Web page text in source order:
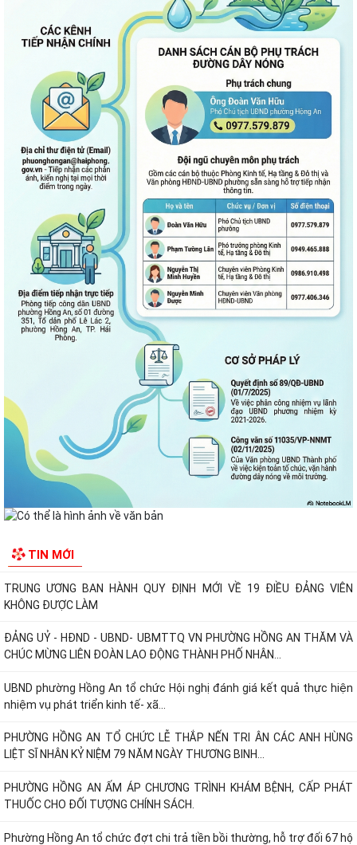
TIN MỚI
PHƯỜNG HỒNG AN RA QUÂN TỔNG VỆ SINH MÔI TRƯỜNG, CHUNG
TAY XÂY DỰNG ĐÔ THỊ SÁNG - XANH - SẠCH - ĐẸP
Quyết định về việc công bố Người phát ngôn và cung cấp thông tin
cho báo chí của Ủy ban nhân dân...
Quyết định về việc Ban hành Quy chế phát ngôn và cung cấp thông
tin cho báo chí của Ủy ban nhân dân...
Phường Hồng An ký kết Chương trình phối hợp triển khai thực hiện
Chỉ thị số 17 về bảo đảm trật tự...
TĂNG CƯỜNG TUYÊN TRUYỀN, GIÁO DỤC CHÍNH TRỊ, TƯ TƯỞNG,
PHÁP LUẬT CHO CÔNG NHÂN – ĐỘNG LỰC XÂY DỰNG...
PHƯỜNG HỒNG AN ĐƯA CÔNG NGHỆ SỐ ĐẾN TẬN TAY NGƯỜI DÂN TẠI
16 TỔ DÂN PHỐ – HƯỚNG TỚI CHÍNH QUYỀN SỐ...
Đảng bộ phường Hồng An học tập Nghị quyết Trung ương 3 khóa XIV.
CHỈ THỊ SỐ 09-CT/TW: TĂNG CƯỜNG SỰ LÃNH ĐẠO CỦA ĐẢNG ĐỐI
VỚI VIỆC THỰC HIỆN DÂN CHỦ Ở CƠ SỞ TRONG...
TRUNG ƯƠNG BAN HÀNH QUY ĐỊNH MỚI VỀ 19 ĐIỀU ĐẢNG VIÊN
KHÔNG ĐƯỢC LÀM
ĐẢNG UỶ - HĐND - UBND- UBMTTQ VN PHƯỜNG HỒNG AN THĂM VÀ
CHÚC MỪNG LIÊN ĐOÀN LAO ĐỘNG THÀNH PHỐ NHÂN...
UBND phường Hồng An tổ chức Hội nghị đánh giá kết quả thực hiện
nhiệm vụ phát triển kinh tế- xã...
LIỆT SĨ NHÂN KỶ NIỆM 79 NĂM NGÀY THƯƠNG BINH...
PHƯỜNG HỒNG AN ẤM ÁP CHƯƠNG TRÌNH KHÁM BỆNH, CẤP PHÁT
THUỐC CHO ĐỐI TƯỢNG CHÍNH SÁCH.
Phường Hồng An tổ chức đợt chi trả tiền bồi thường, hỗ trợ đối 67 hộ
gia đình có đất mộ thuộc Dự án...
UỶ BAN NHÂN DÂN PHƯỜNG HỒNG AN LÀM VIỆC VỚI MỘT SỐ DOANH
NGHIỆP TRÊN ĐỊA BÀN VỀ VIỆC THỰC HIỆN CHỈ...
PHƯỜNG HỒNG AN: ĐƯA CÔNG NGHỆ SỐ ĐẾN TẬN TAY NGƯỜI DÂN TẠI
16 TỔ DÂN PHỐ – HƯỚNG TỚI CHÍNH QUYỀN SỐ...
PHƯỜNG HỒNG AN ĐẨY MẠNH TUYÊN TRUYỀN, HƯỞNG ỨNG GIẢI BÁO
CHÍ TOÀN QUỐC VỀ XÂY DỰNG ĐẢNG (GIẢI BÚA...
ĐOÀN GIÁM SÁT CỦA UỶ BAN MTTQ VIỆT NAM THÀNH PHỐ GIÁM